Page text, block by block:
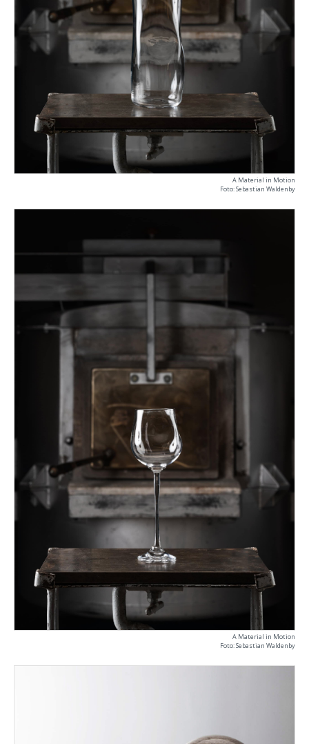
A Material in Motion
Foto: Sebastian Waldenby
A Material in Motion
Foto: Sebastian Waldenby